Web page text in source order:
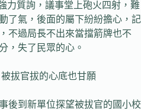
力質詢，議事堂上砲火四射，難
了氣，後面的屬下紛紛擔心，記
不過局長不出來當擋箭牌也不
，失了民眾的心。
拔官拔的心底也甘願
後到新單位探望被拔官的國小校